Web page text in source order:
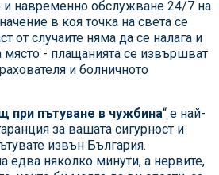
и навременно обслужване 24/7 на
в коя точка на света се
от случаите няма да се налага и
- плащанията се извършват
и болничното
при пътуване в чужбина“е най-
за вашата сигурност и
извън България.
едва няколко минути, а нервите,